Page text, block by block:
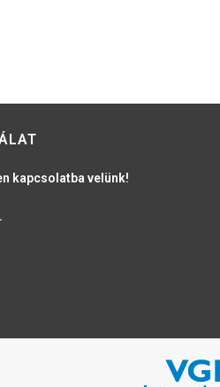
kapcsolatba velünk!